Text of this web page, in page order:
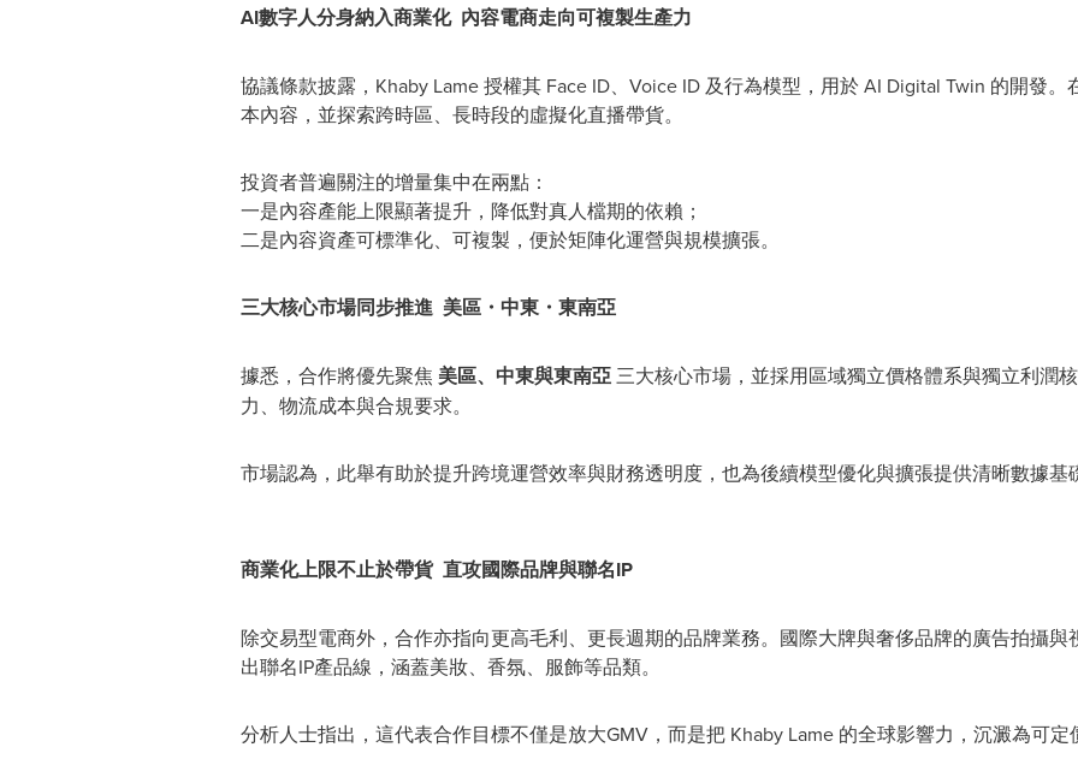
AI數字人分身納入商業化 內容電商走向可複製生產力
協議條款披露，Khaby Lame 授權其 Face ID、Voice ID 及行為模型，用於 AI Digital Twin 的開發
本內容，並探索跨時區、長時段的虛擬化直播帶貨。
投資者普遍關注的增量集中在兩點：
一是內容產能上限顯著提升，降低對真人檔期的依賴；
二是內容資產可標準化、可複製，便於矩陣化運營與規模擴張。
三大核心市場同步推進 美區・中東・東南亞
據悉，合作將優先聚焦 美區、中東與東南亞三大核心市場，並採用區域獨立價格體系與獨立利潤
力、物流成本與合規要求。
市場認為，此舉有助於提升跨境運營效率與財務透明度，也為後續模型優化與擴張提供清晰數據基
商業化上限不止於帶貨 直攻國際品牌與聯名IP
除交易型電商外，合作亦指向更高毛利、更長週期的品牌業務。國際大牌與奢侈品牌的廣告拍攝
出聯名IP產品線，涵蓋美妝、香氛、服飾等品類。
分析人士指出，這代表合作目標不僅是放大GMV，而是把 Khaby Lame 的全球影響力，沉澱為可定